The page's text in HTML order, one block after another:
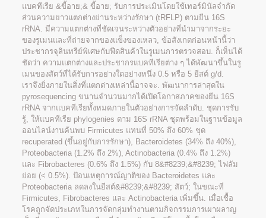
แบคทีเรีย &ขี้อาย;& ขี้อาย; รับการประเมินโดยใช้เทอร์มินัลจำกัด
ส่วนความยาวแตกต่างย่านระหว่างรักษา (tRFLP) ตามยีน 16S
rRNA. มีความแตกต่างที่ชัดเจนระหว่างตัวอย่างที่นำมาจากระยะ
ของรูเมนและที่ถ่ายจากของแข็งของเหลว, ข้อสังเกตก่อนหน้านี้ว่า
ประชากรจุลินทรีย์พิเศษกับฟีดสินค้าในรูเมนการตรวจสอบ. ก็เห็นได้
ชัดว่า ความแตกต่างและประชากรแบคทีเรียต่าง ๆ ได้พัฒนาขึ้นในรู
เมนของสัตว์ที่ได้รับการอย่างใดอย่างหนึ่ง 0.5 หรือ 5 ยีสต์ g/d.
เราจึงยิ่งภายในสิ่งที่แตกต่างเหล่านี้อาจจะ. พัฒนาการล่าสุดใน
pyrosequencing ขนานจำนวนมากได้เปิดโอกาสภาคของยีน 16S
rRNA จากแบคทีเรียทั้งหมดภายในตัวอย่างการจัดลำดับ. ชุดการรับ
รู้, ให้แบคทีเรีย phylogenies ตาม 16S rRNA ชุดพร้อมในฐานข้อมูล
ออนไลน์งานค้นพบ Firmicutes แทนที่ 50% ถึง 60% ชุด
recuperated (ขึ้นอยู่กับการรักษา), Bacteroidetes (34% ถึง 40%),
Proteobacteria (1.2% ถึง 2%), Actinobacteria (0.4% ถึง 1.2%)
และ Fibrobacteres (0.6% ถึง 1.5%) กับ 8&#8239;&#8239; ไฟลัม
ย่อย (< 0.5%). ป้อนเหตุการณ์ญาติของ Bacteroidetes และ
Proteobacteria ลดลงในยีสต์&#8239;&#8239; สัตว์; ในขณะที่
Firmicutes, Fibrobacteres และ Actinobacteria เพิ่มขึ้น. เมื่อเชื้อ
โรคถูกจัดประเภทในการจัดกลุ่มทำงานตามกิจกรรมการเผาผลาญ